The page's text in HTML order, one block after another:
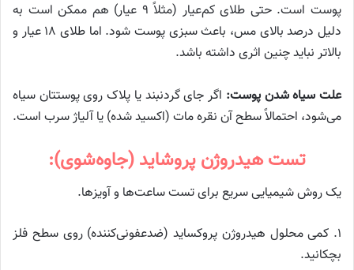
پوست است. حتی طلای کم‌عیار (مثلاً ۹ عیار) هم ممکن است به
دلیل درصد بالای مس، باعث سبزی پوست شود. اما طلای ۱۸ عیار و
بالاتر نباید چنین اثری داشته باشد.
علت سیاه شدن پوست: اگر جای گردنبند یا پلاک روی پوستتان سیاه
می‌شود، احتمالاً سطح آن نقره مات (اکسید شده) یا آلیاژ سرب است.
تست هیدروژن پروشاید (جاوه‌شوی):
یک روش شیمیایی سریع برای تست ساعت‌ها و آویزها.
۱. کمی محلول هیدروژن پروکساید (ضدعفونی‌کننده) روی سطح فلز
بچکانید.